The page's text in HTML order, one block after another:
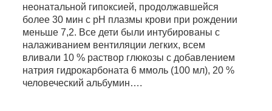
неонатальной гипоксией, продолжавшейся
более 30 мин с рН плазмы крови при рождении
меньше 7,2. Все дети были интубированы с
налаживанием вентиляции легких, всем
вливали 10 % раствор глюкозы с добавлением
натрия гидрокарбоната 6 ммоль (100 мл), 20 %
человеческий альбумин….